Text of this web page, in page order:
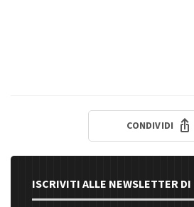
CONDIVIDI
ISCRIVITI ALLE NEWSLETTER DI